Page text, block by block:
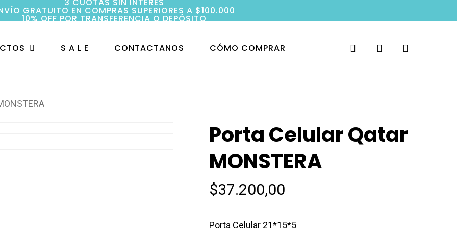
GRATUITO EN COMPRAS SUPERIORES A $100.000
10% OFF POR TRANSFERENCIA O DEPÓSITO
S A L E CONTACTANOS CÓMO COMPRAR search account
Porta Celular Qatar
MONSTERA
$37.200,00
Porta Celular 21*15*5